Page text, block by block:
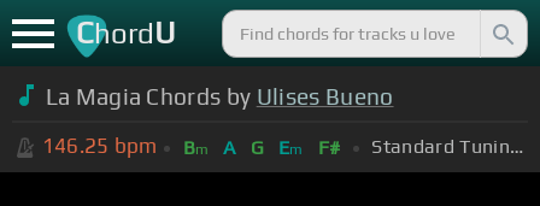
ChordU
La Magia Chords by Ulises Bueno
146.25 bpm Bm A G Em F# Standard Tuning (EADGBE)